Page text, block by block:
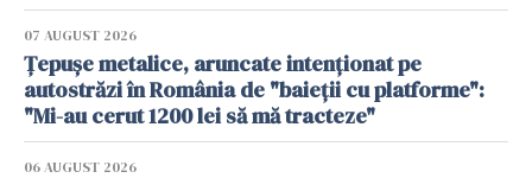
07 AUGUST 2026
Țepușe metalice, aruncate intenționat pe
autostrăzi în România de "baieții cu platforme":
"Mi-au cerut 1200 lei să mă tracteze"
06 AUGUST 2026